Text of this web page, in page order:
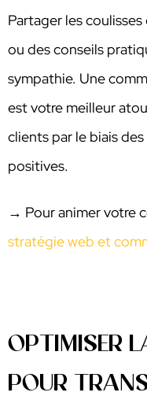
Partager les
ou des conseils
sympathie. Une
est votre meilleur
clients par le biais
positives.
→ Pour animer votre
stratégie web et
OPTIMISER
POUR